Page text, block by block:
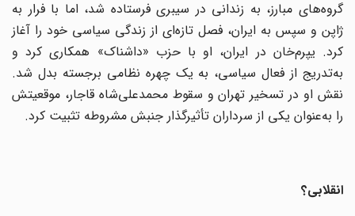
گروه‌های مبارز، به زندانی در سیبری فرستاده شد، اما با فرار به
ژاپن و سپس به ایران، فصل تازه‌ای از زندگی سیاسی خود را آغاز
کرد. یپرم‌خان در ایران، او با حزب «داشناک» همکاری کرد و
به‌تدریج از فعال سیاسی، به یک چهره نظامی برجسته بدل شد.
نقش او در تسخیر تهران و سقوط محمدعلی‌شاه قاجار، موقعیتش
را به‌عنوان یکی از سرداران تأثیرگذار جنبش مشروطه تثبیت کرد.
انقلابی؟